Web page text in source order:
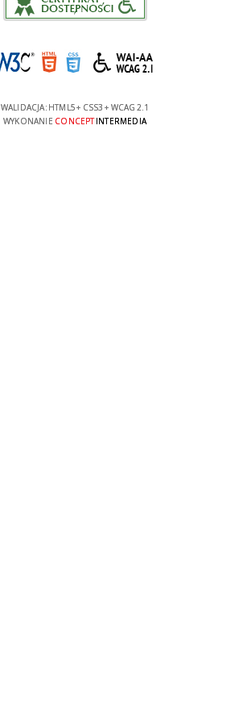
WALIDACJA: HTML5+ CSS3 + WCAG 2.1
WYKONANIE CONCEPTINTERMEDIA